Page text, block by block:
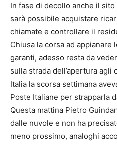
In fase di decollo anche il sito
sarà possibile acquistare
chiamate e controllare il
Chiusa la corsa ad appianare
garanti, adesso resta da
sulla strada dell’apertura
Italia la scorsa settimana
Poste Italiane per strapparla
Questa mattina Pietro
dalle nuvole e non ha
meno prossimo, analoghi